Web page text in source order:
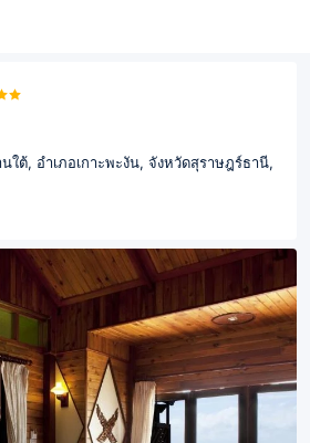
ใต้, อำเภอเกาะพะงัน, จังหวัดสุราษฎร์ธานี,